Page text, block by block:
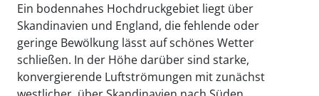
Ein bodennahes Hochdruckgebiet liegt über
Skandinavien und England, die fehlende oder
geringe Bewölkung lässt auf schönes Wetter
schließen. In der Höhe darüber sind starke,
konvergierende Luftströmungen mit zunächst